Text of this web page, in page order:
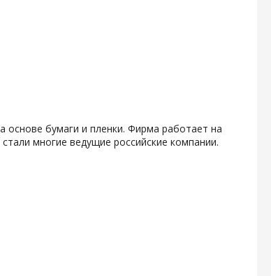
основе бумаги и пленки. Фирма работает на
многие ведущие российские компании.